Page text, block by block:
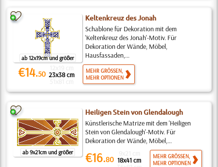
ab 12x19cm und größer
Keltenkreuz des Jonah
Schablone für Dekoration mit dem
'Keltenkreuz des Jonah'-Motiv. Für
Dekoration der Wände, Möbel,
Hausfassaden,...
€14.50 23x38 cm
MEHR GRÖSSEN,
MEHR OPTIONEN
ab 9x21cm und größer
Heiligen Stein von Glendalough
Künstlerische Matrize mit dem 'Heiligen
Stein von Glendalough'-Motiv. Für
Dekoration der Wände, Möbel,...
€16.80 18x41 cm
MEHR GRÖSSEN,
MEHR OPTIONEN